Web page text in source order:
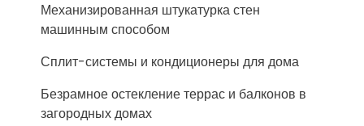
Механизированная штукатурка стен
машинным способом
Сплит-системы и кондиционеры для дома
Безрамное остекление террас и балконов в
загородных домах